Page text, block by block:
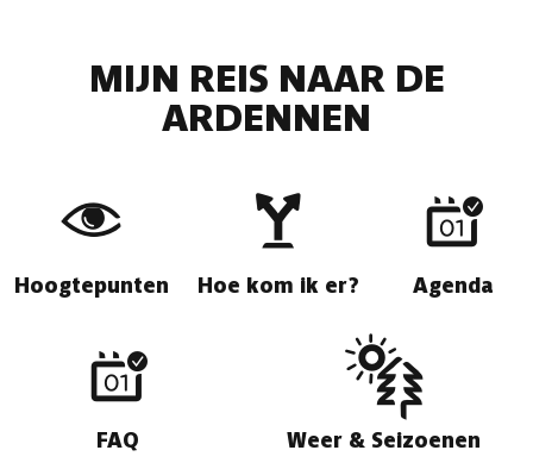
MIJN REIS NAAR DE
ARDENNEN
Hoogtepunten Hoe kom ik er? Agenda
FAQ Weer & Seizoenen